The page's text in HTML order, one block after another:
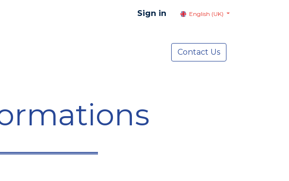
Sign in English (UK)
Social Advocacy Services
Contact Us